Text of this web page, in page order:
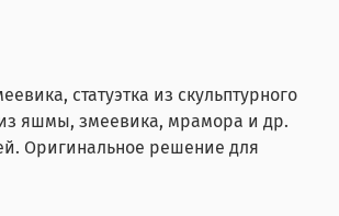
статуэтка из скульптурного
из яшмы, змеевика, мрамора и др.
Оригинальное решение для